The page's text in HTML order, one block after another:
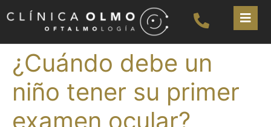
¿Cuándo debe un
niño tener su primer
examen ocular?